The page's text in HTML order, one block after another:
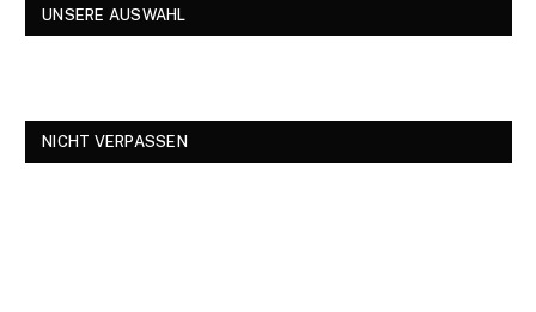
UNSERE AUSWAHL
NICHT VERPASSEN